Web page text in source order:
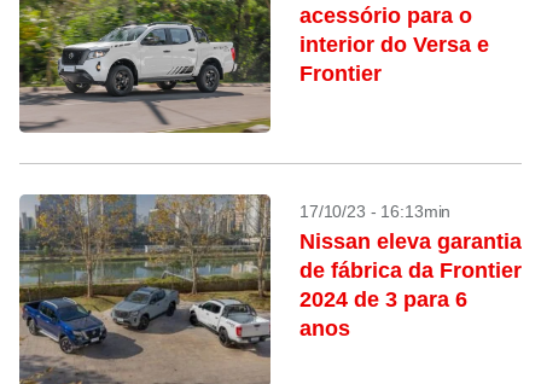
acessório para o
interior do Versa e
Frontier
17/10/23 - 16:13min
Nissan eleva garantia
de fábrica da Frontier
2024 de 3 para 6
anos